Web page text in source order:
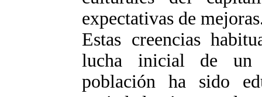
expectativas de
Estas creencias
lucha inicial de un
población ha sido